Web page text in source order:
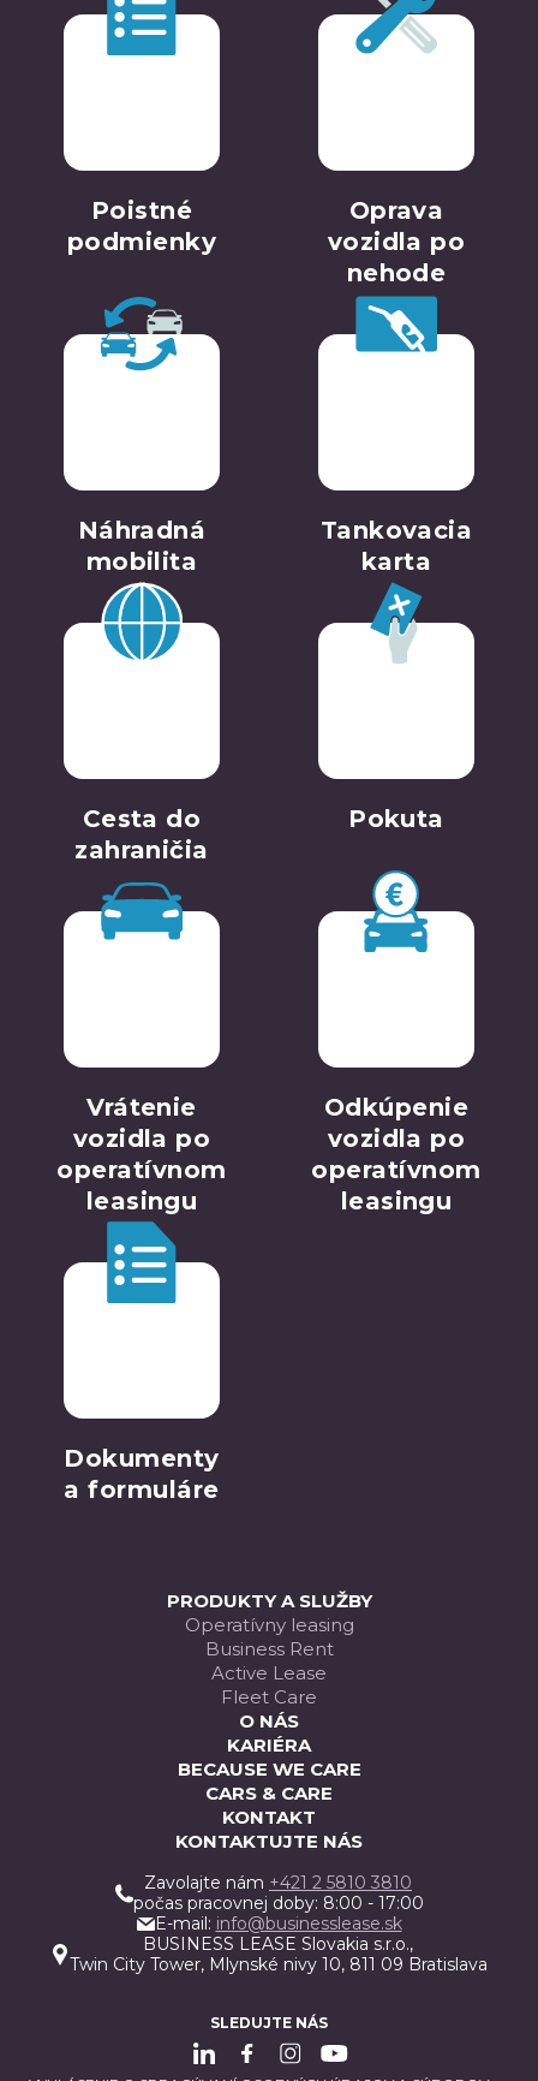
Poistné
podmienky
Oprava
vozidla po
nehode
Náhradná
mobilita
Tankovacia
karta
Cesta do
zahraničia
Pokuta
Vrátenie
vozidla po
operatívnom
leasingu
Odkúpenie
vozidla po
operatívnom
leasingu
Dokumenty
a formuláre
PRODUKTY A SLUŽBY
Operatívny leasing
Business Rent
Active Lease
Fleet Care
O NÁS
KARIÉRA
BECAUSE WE CARE
CARS & CARE
KONTAKT
KONTAKTUJTE NÁS
Zavolajte nám +421 2 5810 3810
počas pracovnej doby: 8:00 - 17:00
E-mail: info@businesslease.sk
BUSINESS LEASE Slovakia s.r.o.,
Twin City Tower, Mlynské nivy 10, 811 09 Bratislava
SLEDUJTE NÁS